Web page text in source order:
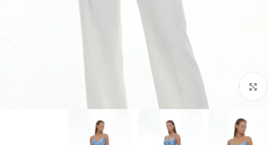
برای بزرگنمایی کلیک کنید